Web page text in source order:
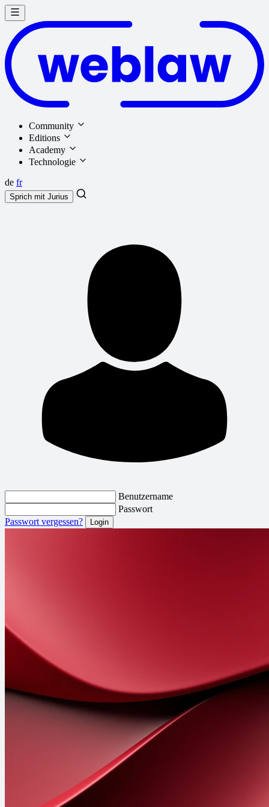
Community
Editions
Academy
Technologie
de fr
Sprich mit Jurius
Benutzername
Passwort
Passwort vergessen?